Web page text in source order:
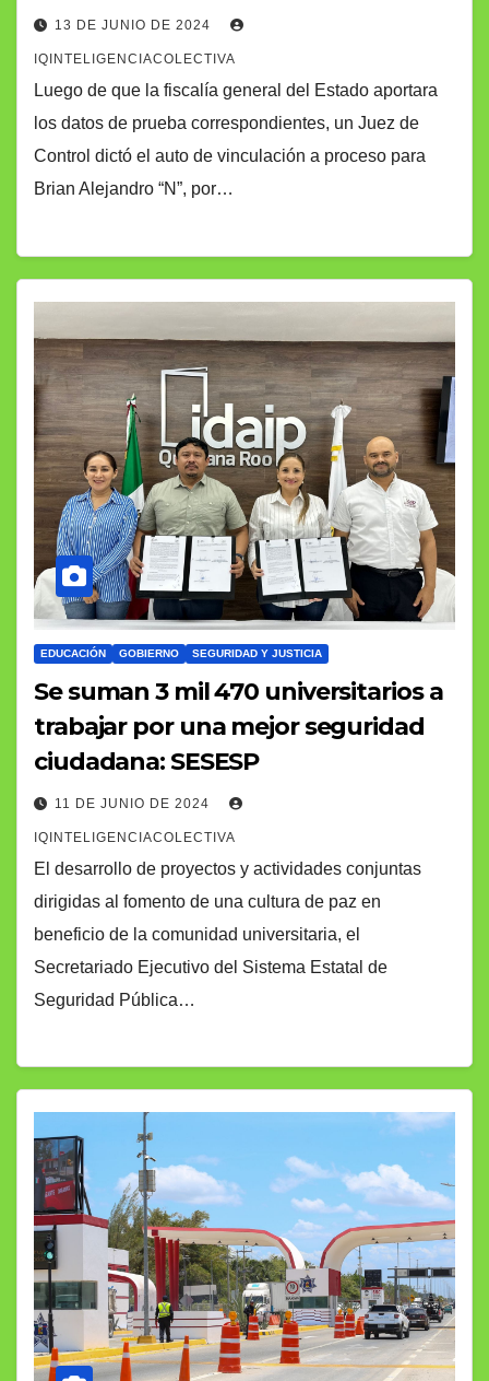
13 DE JUNIO DE 2024
IQINTELIGENCIACOLECTIVA
Luego de que la fiscalía general del Estado aportara
los datos de prueba correspondientes, un Juez de
Control dictó el auto de vinculación a proceso para
Brian Alejandro “N”, por…
EDUCACIÓN GOBIERNO SEGURIDAD Y JUSTICIA
Se suman 3 mil 470 universitarios a
trabajar por una mejor seguridad
ciudadana: SESESP
11 DE JUNIO DE 2024
IQINTELIGENCIACOLECTIVA
El desarrollo de proyectos y actividades conjuntas
dirigidas al fomento de una cultura de paz en
beneficio de la comunidad universitaria, el
Secretariado Ejecutivo del Sistema Estatal de
Seguridad Pública…